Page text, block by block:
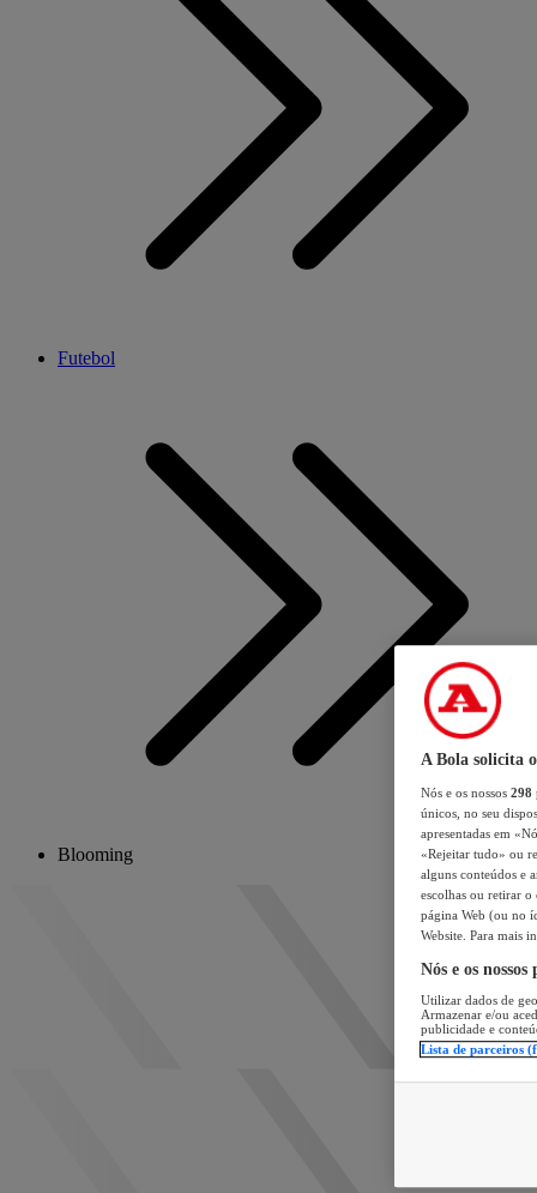
Futebol
Blooming
A Bola solicita
Nós e os nossos 298
únicos, no seu
apresentadas em
«Rejeitar tudo» ou
alguns conteúdos e
escolhas ou retirar
página Web (ou no
Website. Para mais
Nós e os
Utilizar dados de
Armazenar e/ou
publicidade e
Lista de parceiros